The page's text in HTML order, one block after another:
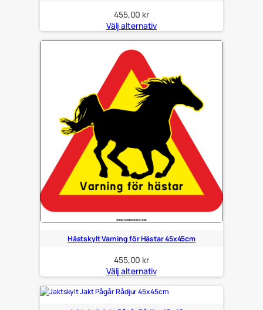
455,00 kr
Välj alternativ
Hästskylt Varning för Hästar 45x45cm
455,00 kr
Välj alternativ